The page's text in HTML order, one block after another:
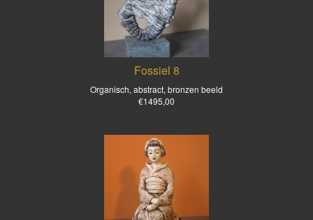
Fossiel 8
Organisch, abstract, bronzen beeld
€1495,00